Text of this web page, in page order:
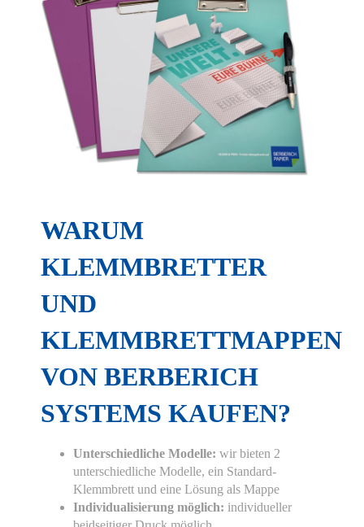
WARUM
KLEMMBRETTER
UND
KLEMMBRETTMAPPEN
VON BERBERICH
SYSTEMS KAUFEN?
Unterschiedliche Modelle: wir bieten 2
unterschiedliche Modelle, ein Standard-
Klemmbrett und eine Lösung als Mappe
Individualisierung möglich: individueller
Hier finden Sie eine Übersicht über alle